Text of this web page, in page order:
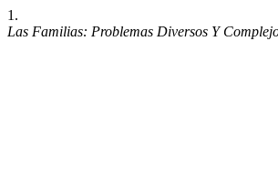
1.
Las Familias: Problemas Diversos Y